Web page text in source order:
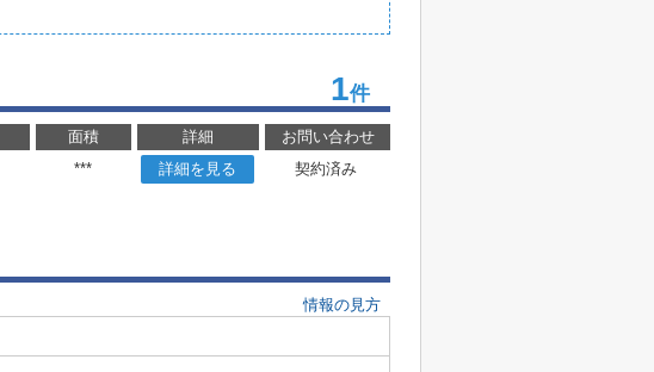
1件
面積 詳細
お問い合わせ
*** 詳細を見る
契約済み
情報の見方